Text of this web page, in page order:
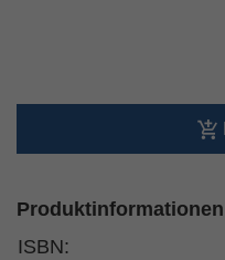
Produktinformationen
ISBN: